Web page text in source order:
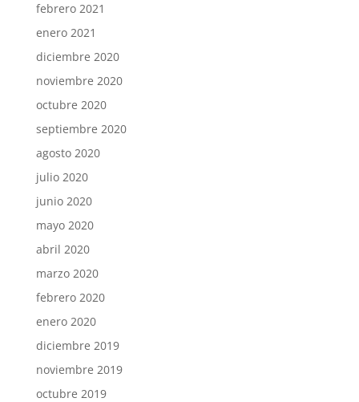
febrero 2021
enero 2021
diciembre 2020
noviembre 2020
octubre 2020
septiembre 2020
agosto 2020
julio 2020
junio 2020
mayo 2020
abril 2020
marzo 2020
febrero 2020
enero 2020
diciembre 2019
noviembre 2019
octubre 2019